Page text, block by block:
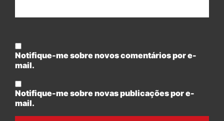
Notifique-me sobre novos comentários por e-
mail.
Notifique-me sobre novas publicações por e-
mail.